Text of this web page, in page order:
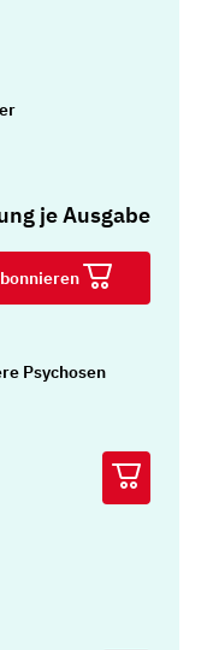
je Ausgabe
Psychosen